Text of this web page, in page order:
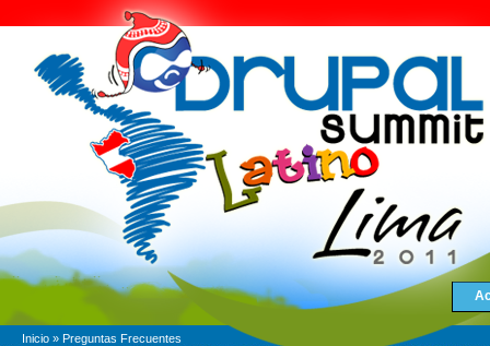
Inicio » Preguntas Frecuentes